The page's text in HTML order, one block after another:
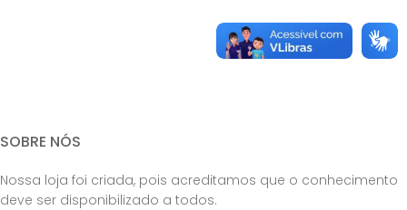
SOBRE NÓS
Nossa loja foi criada, pois acreditamos que o conhecimento
deve ser disponibilizado a todos.